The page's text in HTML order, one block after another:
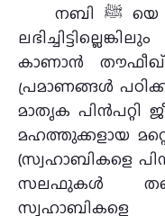
നബി ﷺ യെ നേരില്‍ കാണാന്‍ സൗഭാഗ്യം
കാണാന്‍
പ്രമാണങ്ങള്‍
മാതൃക പിന്‍പറ്റി
മഹത്തുക്കളായ
(സ്വഹാബികളെ
സലഫുകള്‍